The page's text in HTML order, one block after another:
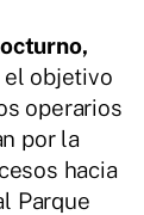
el objetivo
operarios
por la
hacia
Parque